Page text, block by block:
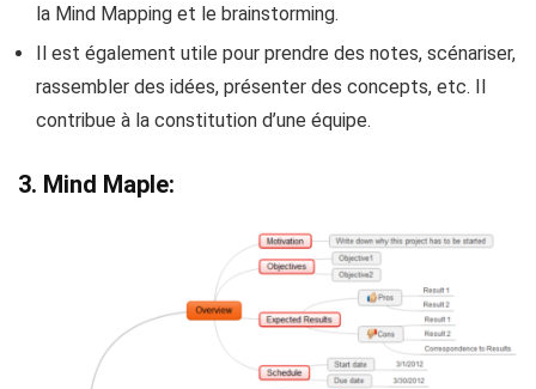
la Mind Mapping et le brainstorming.
Il est également utile pour prendre des notes, scénariser,
rassembler des idées, présenter des concepts, etc. Il
contribue à la constitution d’une équipe.
3. Mind Maple: